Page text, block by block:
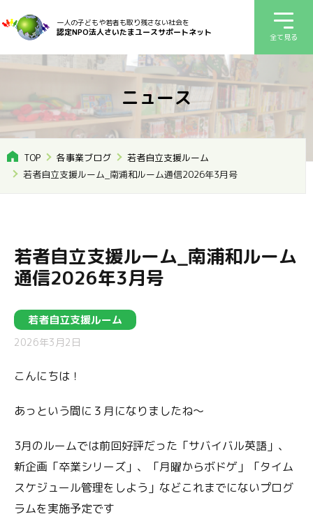
一人の子どもや若者も取り残さない社会を
認定NPO法人さいたまユースサポートネット 全て見る
ニュース
TOP 各事業ブログ
若者自立支援ルーム
若者自立支援ルーム_南浦和ルーム通信2026年3月号
若者自立支援ルーム_南浦和ルーム
通信2026年3月号
若者自立支援ルーム
2026年3月2日
こんにちは！
あっという間に３月になりましたね～
3月のルームでは前回好評だった「サバイバル英語」、
新企画「卒業シリーズ」、「月曜からボドゲ」「タイム
スケジュール管理をしよう」などこれまでにないプログ
ラムを実施予定です